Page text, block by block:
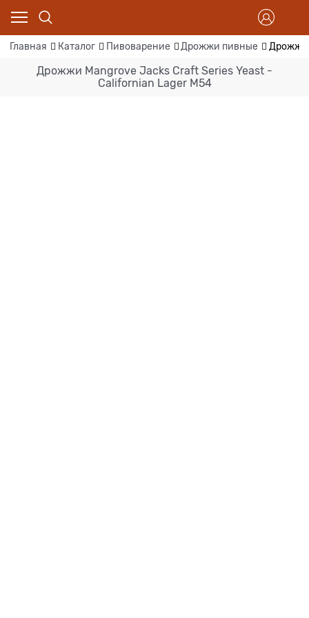
Главная Каталог Пивоварение Дрожжи пивные Дрожжи
Дрожжи Mangrove Jacks Craft Series Yeast -
Californian Lager M54